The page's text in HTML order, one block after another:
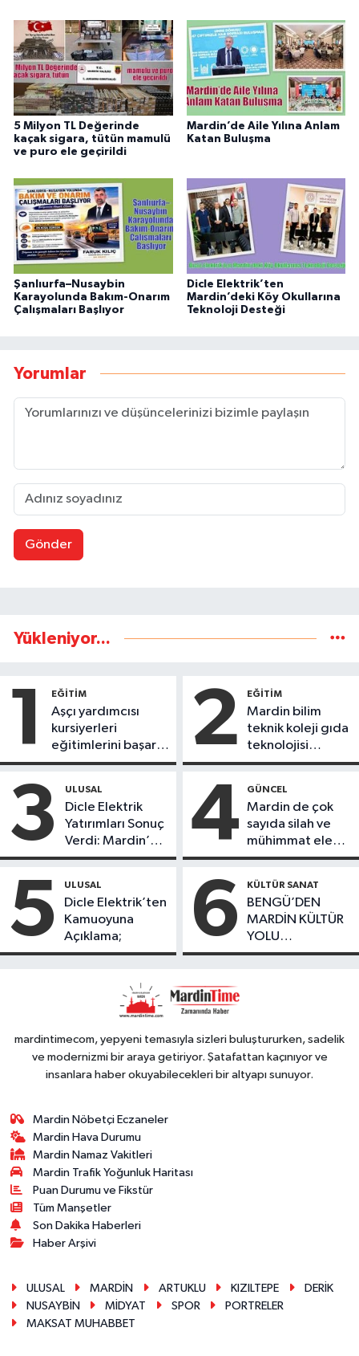
5 Milyon TL Değerinde
kaçak sigara, tütün mamulü
ve puro ele geçirildi
Mardin’de Aile Yılına Anlam
Katan Buluşma
Şanlıurfa–Nusaybin
Karayolunda Bakım-Onarım
Çalışmaları Başlıyor
Dicle Elektrik’ten
Mardin’deki Köy Okullarına
Teknoloji Desteği
Yorumlar
Gönder
Yükleniyor...
1 EĞİTİM
Aşçı yardımcısı
kursiyerleri
eğitimlerini başarı
ile tamamladı
2 EĞİTİM
Mardin bilim
teknik koleji gıda
teknolojisi
öğrencileri
ürünlerini satarak
köydeki
çoçuklara kitap
desteğinde
bulundu
3 ULUSAL
Dicle Elektrik
Yatırımları Sonuç
Verdi: Mardin’de
Kayıp Kaçak
Düşüş
4 GÜNCEL
Mardin de çok
sayıda silah ve
mühimmat ele
geçirildi
5 ULUSAL
Dicle Elektrik’ten
Kamuoyuna
Açıklama;
6 KÜLTÜR SANAT
BENGÜ’DEN
MARDİN KÜLTÜR
YOLU
FESTIVALİ’NDE
mardintimecom, yepyeni temasıyla sizleri buluştururken, sadelik
ve modernizmi bir araya getiriyor. Şatafattan kaçınıyor ve
insanlara haber okuyabilecekleri bir altyapı sunuyor.
Mardin Nöbetçi Eczaneler
Mardin Hava Durumu
Mardin Namaz Vakitleri
Mardin Trafik Yoğunluk Haritası
Puan Durumu ve Fikstür
Tüm Manşetler
Son Dakika Haberleri
Haber Arşivi
ULUSAL MARDİN ARTUKLU KIZILTEPE
DERİK
NUSAYBİN
MİDYAT SPOR
PORTRELER
MAKSAT MUHABBET